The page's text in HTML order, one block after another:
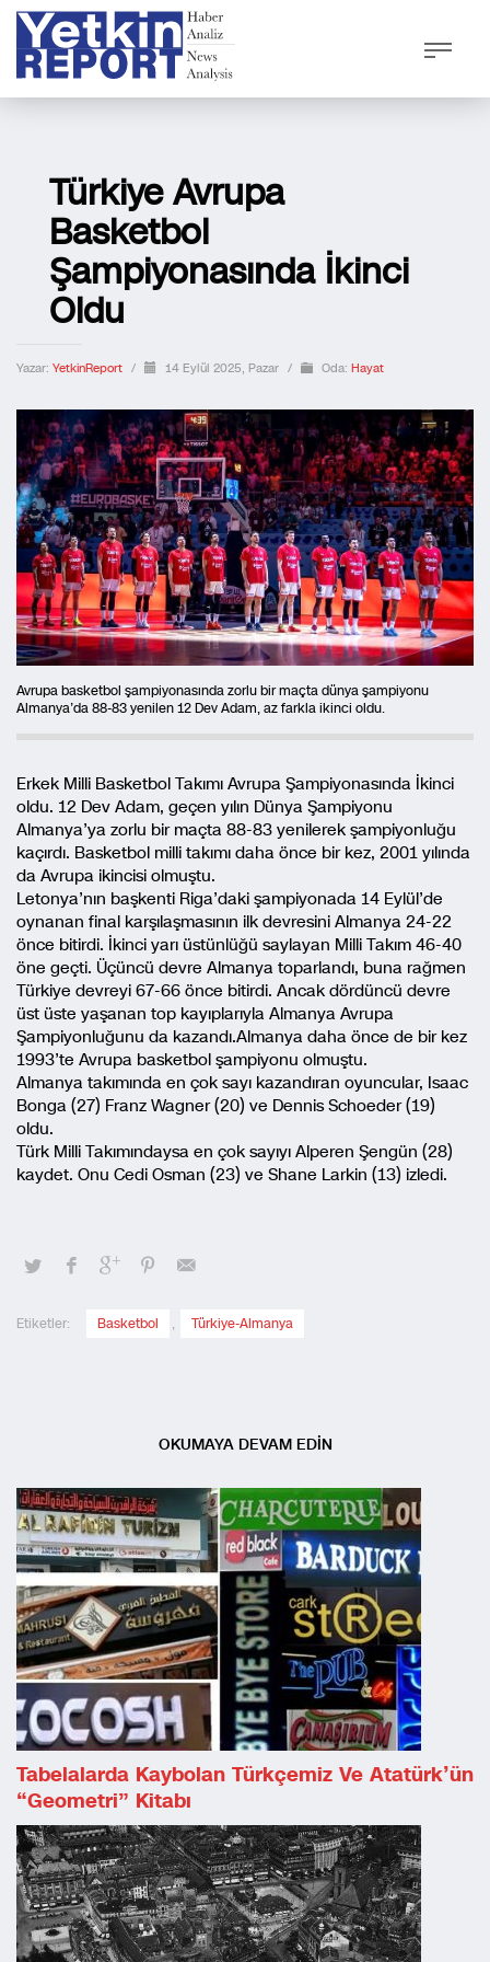
Türkiye Avrupa
Basketbol
Şampiyonasında İkinci
Oldu
Yazar: YetkinReport / 14 Eylül 2025, Pazar / Oda: Hayat
Avrupa basketbol şampiyonasında zorlu bir maçta dünya şampiyonu
Almanya’da 88-83 yenilen 12 Dev Adam, az farkla ikinci oldu.
Erkek Milli Basketbol Takımı Avrupa Şampiyonasında İkinci
oldu. 12 Dev Adam, geçen yılın Dünya Şampiyonu
Almanya’ya zorlu bir maçta 88-83 yenilerek şampiyonluğu
kaçırdı. Basketbol milli takımı daha önce bir kez, 2001 yılında
da Avrupa ikincisi olmuştu.
Letonya’nın başkenti Riga’daki şampiyonada 14 Eylül’de
oynanan final karşılaşmasının ilk devresini Almanya 24-22
önce bitirdi. İkinci yarı üstünlüğü saylayan Milli Takım 46-40
öne geçti. Üçüncü devre Almanya toparlandı, buna rağmen
Türkiye devreyi 67-66 önce bitirdi. Ancak dördüncü devre
üst üste yaşanan top kayıplarıyla Almanya Avrupa
Şampiyonluğunu da kazandı.Almanya daha önce de bir kez
1993’te Avrupa basketbol şampiyonu olmuştu.
Almanya takımında en çok sayı kazandıran oyuncular, Isaac
Bonga (27) Franz Wagner (20) ve Dennis Schoeder (19)
oldu.
Türk Milli Takımındaysa en çok sayıyı Alperen Şengün (28)
kaydet. Onu Cedi Osman (23) ve Shane Larkin (13) izledi.
Etiketler: Basketbol , Türkiye-Almanya
OKUMAYA DEVAM EDİN
Tabelalarda Kaybolan Türkçemiz Ve Atatürk’ün
“Geometri” Kitabı